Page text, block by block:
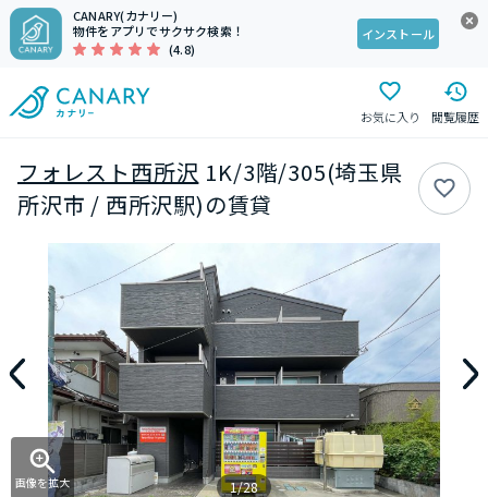
CANARY(カナリー)
物件をアプリでサクサク検索！
(4.8)
インストール
お気に入り 閲覧履歴
フォレスト西所沢 1K/3階/305(埼玉県
所沢市 / 西所沢駅)の賃貸
画像を拡大 1/28